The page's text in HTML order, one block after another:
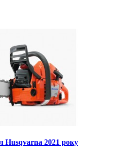
Husqvarna 2021 року